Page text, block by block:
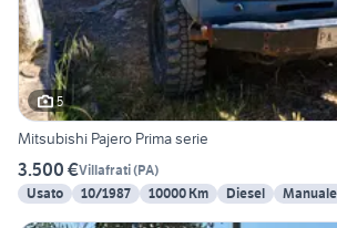
5
Mitsubishi Pajero Prima serie
3.500 €Villafrati(PA)
Usato
10/1987 10000 Km Diesel Manuale